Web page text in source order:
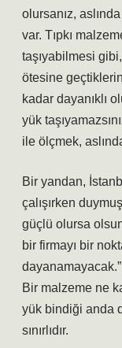
olursanız,
var. Tıpkı
taşıyabilmesi
ötesine
kadar dayanıklı
yük
ile ölçmek,
Bir yandan,
çalışırken
güçlü olursa
bir firmayı bir
Bir malzeme ne
yük bindiği anda
sınırlıdır.